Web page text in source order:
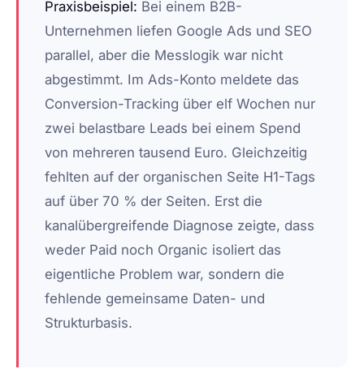
Praxisbeispiel: Bei einem B2B-
Unternehmen liefen Google Ads und SEO
parallel, aber die Messlogik war nicht
abgestimmt. Im Ads-Konto meldete das
Conversion-Tracking über elf Wochen nur
zwei belastbare Leads bei einem Spend
von mehreren tausend Euro. Gleichzeitig
fehlten auf der organischen Seite H1-Tags
auf über 70 % der Seiten. Erst die
kanalübergreifende Diagnose zeigte, dass
weder Paid noch Organic isoliert das
eigentliche Problem war, sondern die
fehlende gemeinsame Daten- und
Strukturbasis.